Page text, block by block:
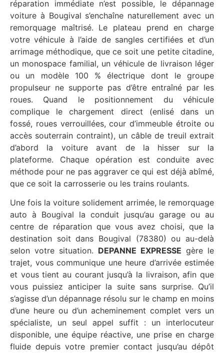
réparation immédiate n’est possible, le dépannage
voiture à Bougival s’enchaîne naturellement avec un
remorquage maîtrisé. Le plateau prend en charge
votre véhicule à l’aide de sangles certifiées et d’un
arrimage méthodique, que ce soit une petite citadine,
un monospace familial, un véhicule de livraison léger
ou un modèle 100 % électrique dont le groupe
propulseur ne supporte pas d’être entraîné par les
roues. Quand le positionnement du véhicule
complique le chargement direct (enlisé dans un
fossé, roues verrouillées, cour d’immeuble étroite ou
accès souterrain contraint), un câble de treuil extrait
d’abord la voiture avant de la hisser sur la
plateforme. Chaque opération est conduite avec
méthode pour ne pas aggraver ce qui est déjà abîmé,
que ce soit la carrosserie ou les trains roulants.
Une fois la voiture solidement arrimée, le remorquage
auto à Bougival la conduit jusqu’au garage ou au
centre de réparation que vous avez choisi, que la
destination soit dans Bougival (78380) ou au-delà
selon votre situation. DEPANNE EXPRESSE gère le
trajet, vous communique une heure d’arrivée estimée
et vous tient au courant jusqu’à la livraison, afin que
vous puissiez anticiper la suite sans surprise. Qu’il
s’agisse d’un dépannage résolu sur le champ en moins
d’une heure ou d’un acheminement complet vers un
spécialiste, un seul appel suffit : un interlocuteur
disponible, une équipe réactive, une prise en charge
fluide depuis votre premier contact jusqu’au dépôt